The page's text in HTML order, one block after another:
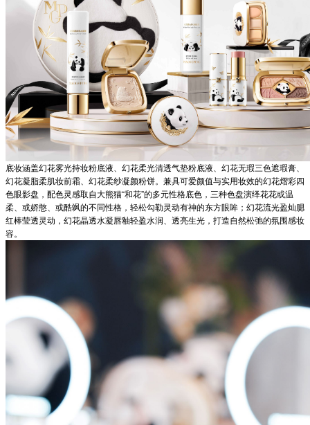
底妆涵盖幻花雾光持妆粉底液、幻花柔光清透气垫粉底液、幻花无瑕三色遮瑕膏、
幻花凝脂柔肌妆前霜、幻花柔纱凝颜粉饼。兼具可爱颜值与实用妆效的幻花熠彩四
色眼影盘，配色灵感取自大熊猫“和花”的多元性格底色，三种色盘演绎花花或温
柔、或娇憨、或酷飒的不同性格，轻松勾勒灵动有神的东方眼眸；幻花流光盈灿腮
红棒莹透灵动，幻花晶透水凝唇釉轻盈水润、透亮生光，打造自然松弛的氛围感妆
容。